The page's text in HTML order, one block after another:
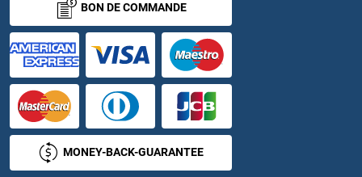
CCL16 Anticorps
CCL17 Anticorps
CCL18 Anticorps
CCL19 Anticorps
CCL2 Anticorps
BON DE COMMANDE
MONEY-BACK-GUARANTEE